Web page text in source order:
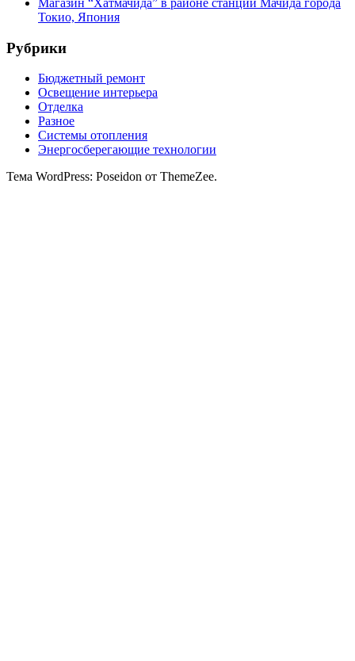
Токио, Япония
Рубрики
Бюджетный ремонт
Освещение интерьера
Отделка
Разное
Системы отопления
Энергосберегающие технологии
Тема WordPress: Poseidon от ThemeZee.